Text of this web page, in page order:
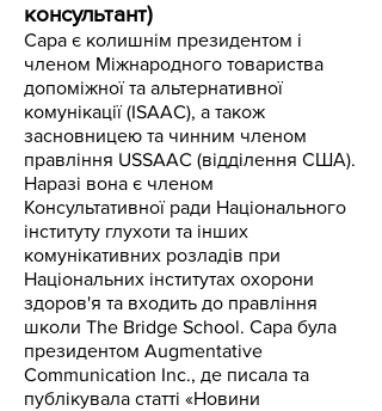
консультант)
Сара є колишнім президентом і
членом Міжнародного товариства
допоміжної та альтернативної
комунікації (ISAAC), а також
засновницею та чинним членом
правління USSAAC (відділення США).
Наразі вона є членом
Консультативної ради Національного
інституту глухоти та інших
комунікативних розладів при
Національних інститутах охорони
здоров'я та входить до правління
школи The Bridge School. Сара була
президентом Augmentative
Communication Inc., де писала та
публікувала статті «Новини